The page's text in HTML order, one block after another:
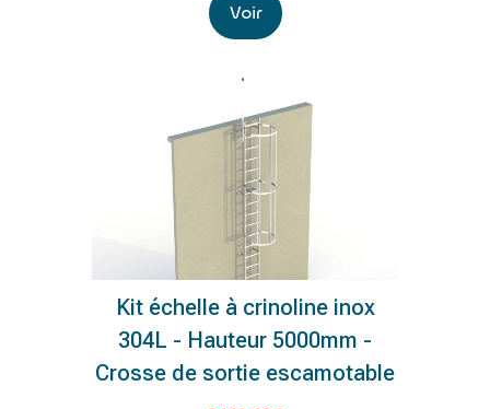
Voir
Kit échelle à crinoline inox
304L - Hauteur 5000mm -
Crosse de sortie escamotable